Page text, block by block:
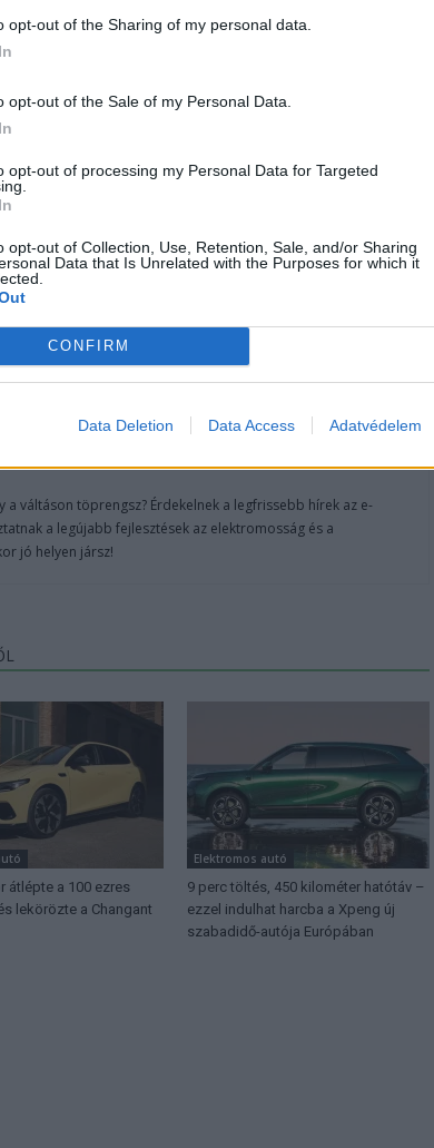
opt-out of the Sharing of my personal data.
opt-out of the Sale of my Personal Data.
opt-out of processing my Personal Data for Targeted
opt-out of Collection, Use, Retention, Sale, and/or Sharing
Data that Is Unrelated with the Purposes for which it
CONFIRM
Data Deletion Data Access Adatvédelem
t a Google hírfolyamodhoz!
további tartalmakért!
Elektromos autó Svédország
a váltáson töprengsz? Érdekelnek a legfrissebb hírek az e-
a legújabb fejlesztések az elektromosság és a
jó helyen jársz!
átlépte a 100 ezres
lekörözte a Changant
Elektromos autó
9 perc töltés, 450 kilométer hatótáv –
ezzel indulhat harcba a Xpeng új
szabadidő-autója Európában